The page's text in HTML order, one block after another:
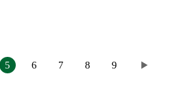
5 6 7 8 9